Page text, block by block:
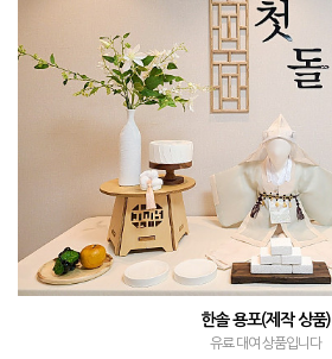
한솔 용포(제작 상품)
유료 대여 상품입니다